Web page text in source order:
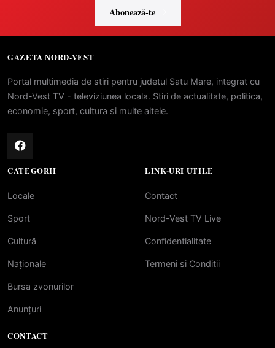
Abonează-te
GAZETA NORD-VEST
Portal multimedia de stiri pentru judetul Satu Mare, integrat cu
Nord-Vest TV - televiziunea locala. Stiri de actualitate, politica,
economie, sport, cultura si multe altele.
CATEGORII
Locale
Sport
Cultură
Naționale
Bursa zvonurilor
Anunțuri
LINK-URI UTILE
Contact
Nord-Vest TV Live
Confidentialitate
Termeni si Conditii
CONTACT